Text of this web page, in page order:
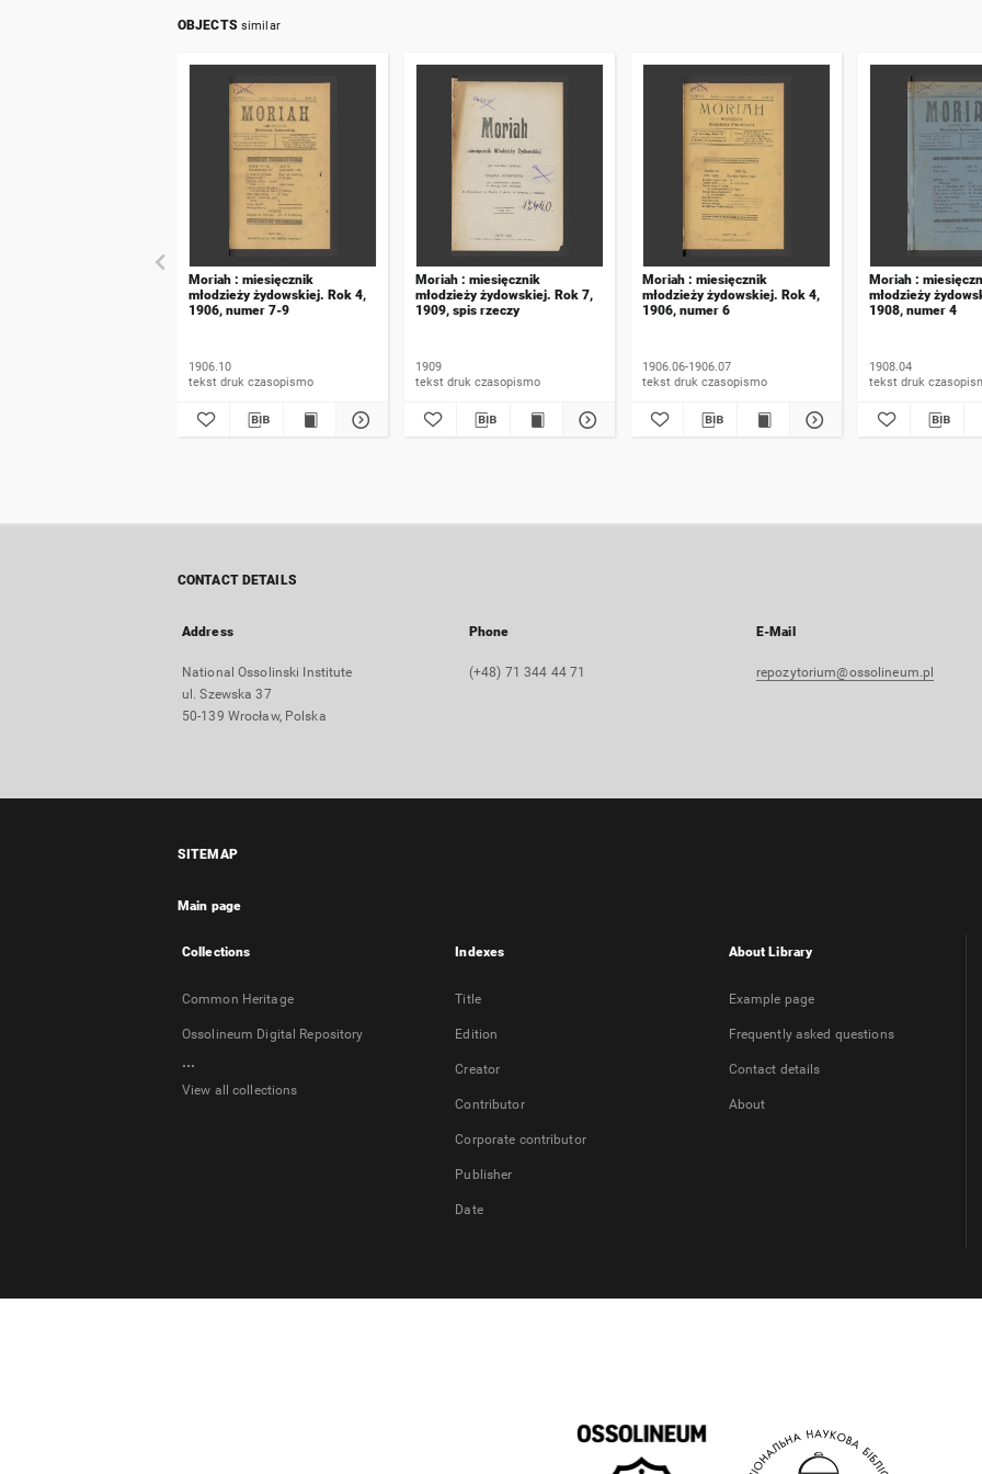
OBJECTS similar
Moriah : miesięcznik
młodzieży żydowskiej. Rok 4,
1906, numer 7-9
1906.10
tekst druk czasopismo
Moriah : miesięcznik
młodzieży żydowskiej. Rok 7,
1909, spis rzeczy
1909
tekst druk czasopismo
Moriah : miesięcznik
młodzieży żydowskiej. Rok 4,
1906, numer 6
1906.06-1906.07
tekst druk czasopismo
Moriah :
młodzieży
1908, numer 4
1908.04
tekst druk
CONTACT DETAILS
Address
National Ossolinski Institute
ul. Szewska 37
50-139 Wrocław, Polska
Phone
(+48) 71 344 44 71
E-Mail
repozytorium@ossolineum.pl
SITEMAP
Main page
Collections
Common Heritage
Ossolineum Digital Repository
...
View all collections
Indexes
Title
Edition
Creator
Contributor
Corporate contributor
Publisher
Date
About Library
Example page
Frequently asked questions
Contact details
About